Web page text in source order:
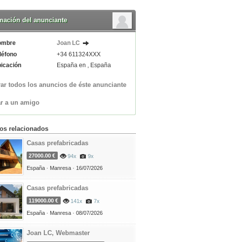
del anunciante
Joan LC
+34 611324XXX
España en , España
todos los anuncios de éste anunciante
a un amigo
relacionados
Casas prefabricadas
27000.00 € 94x
9x
España · Manresa · 16/07/2026
Casas prefabricadas
119000.00 € 141x
7x
España · Manresa ·08/07/2026
Joan LC, Webmaster